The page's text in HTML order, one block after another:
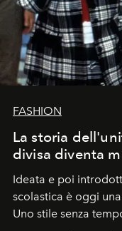
FASHION
La storia
divisa diventa
Ideata e poi
scolastica è oggi
Uno stile senza